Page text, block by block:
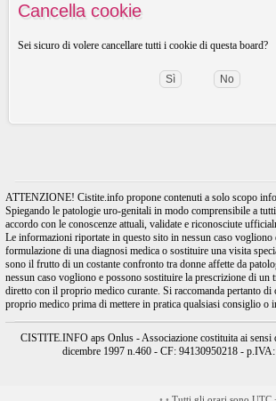
Cancella cookie
Sei sicuro di volere cancellare tutti i cookie di questa board?
ATTENZIONE! Cistite.info propone contenuti a solo scopo
Spiegando le patologie uro-genitali in modo comprensibile a
accordo con le conoscenze attuali, validate e riconosciute
Le informazioni riportate in questo sito in nessun caso vogliono
formulazione di una diagnosi medica o sostituire una visita
sono il frutto di un costante confronto tra donne affette da
nessun caso vogliono e possono sostituire la prescrizione di un
diretto con il proprio medico curante. Si raccomanda pertanto di
proprio medico prima di mettere in pratica qualsiasi consiglio o
CISTITE.INFO aps Onlus - Associazione costituita ai sensi
dicembre 1997 n.460 - CF: 94130950218 -